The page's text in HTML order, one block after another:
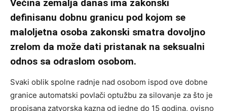
Većina zemalja danas ima zakonski
definisanu dobnu granicu pod kojom se
maloljetna osoba zakonski smatra dovoljno
zrelom da može dati pristanak na seksualni
odnos sa odraslom osobom.
Svaki oblik spolne radnje nad osobom ispod ove dobne
granice automatski povlači optužbu za silovanje za što je
propisana zatvorska kazna od jedne do 15 godina, ovisno